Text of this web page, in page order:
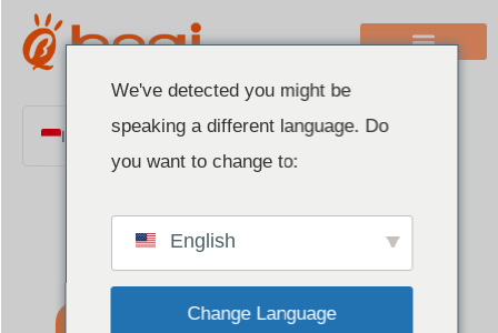
Indonesian
English
French
We've detected you might be
speaking a different language. Do
you want to change to:
English
Change Language